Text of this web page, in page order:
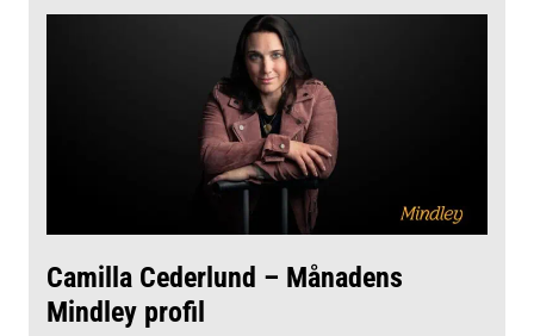
Camilla Cederlund – Månadens
Mindley profil